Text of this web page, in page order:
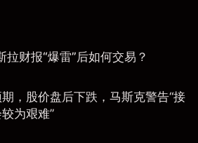
拉财报“爆雷”后如何交易？
，股价盘后下跌，马斯克警告“接
为艰难”